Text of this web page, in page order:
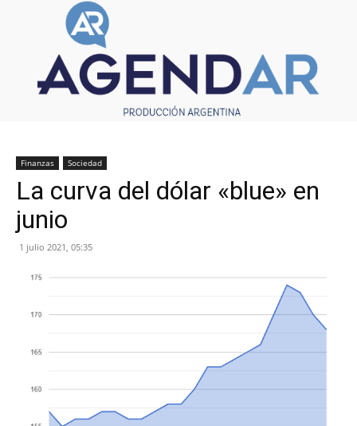
Finanzas Sociedad
La curva del dólar «blue» en
junio
1 julio 2021, 05:35